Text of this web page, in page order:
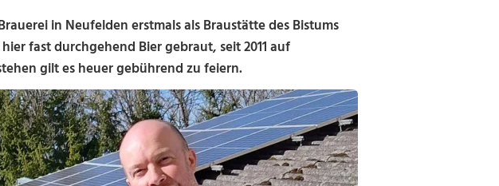
in Neufelden erstmals als Braustätte des Bistums
fast durchgehend Bier gebraut, seit 2011 auf
gilt es heuer gebührend zu feiern.